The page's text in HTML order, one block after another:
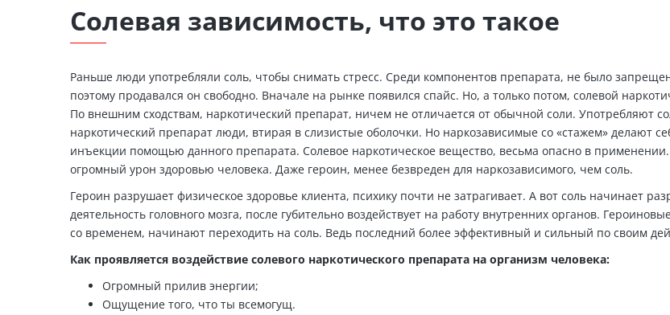
Солевая зависимость, что это такое
Раньше люди употребляли соль, чтобы снимать стресс. Среди компонентов препарата, не было
поэтому продавался он свободно. Вначале на рынке появился спайс. Но, а только потом, солевой
По внешним сходствам, наркотический препарат, ничем не отличается от обычной соли. Употребляют
наркотический препарат люди, втирая в слизистые оболочки. Но наркозависимые со «стажем» делают
инъекции помощью данного препарата. Солевое наркотическое вещество, весьма опасно в
огромный урон здоровью человека. Даже героин, менее безвреден для наркозависимого, чем соль.
Героин разрушает физическое здоровье клиента, психику почти не затрагивает. А вот соль начинает
деятельность головного мозга, после губительно воздействует на работу внутренних органов.
со временем, начинают переходить на соль. Ведь последний более эффективный и сильный по своим
Как проявляется воздействие солевого наркотического препарата на организм человека:
Огромный прилив энергии;
Ощущение того, что ты всемогущ.